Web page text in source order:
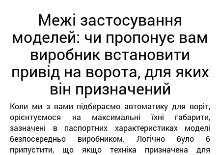
Межі застосування
моделей: чи пропонує вам
виробник встановити
привід на ворота, для яких
він призначений
Коли ми з вами підбираємо автоматику для воріт,
орієнтуємося на максимальні їхні габарити,
зазначені в паспортних характеристиках моделі
безпосередньо виробником. Логічно було б
припустити, що якщо техніка призначена для